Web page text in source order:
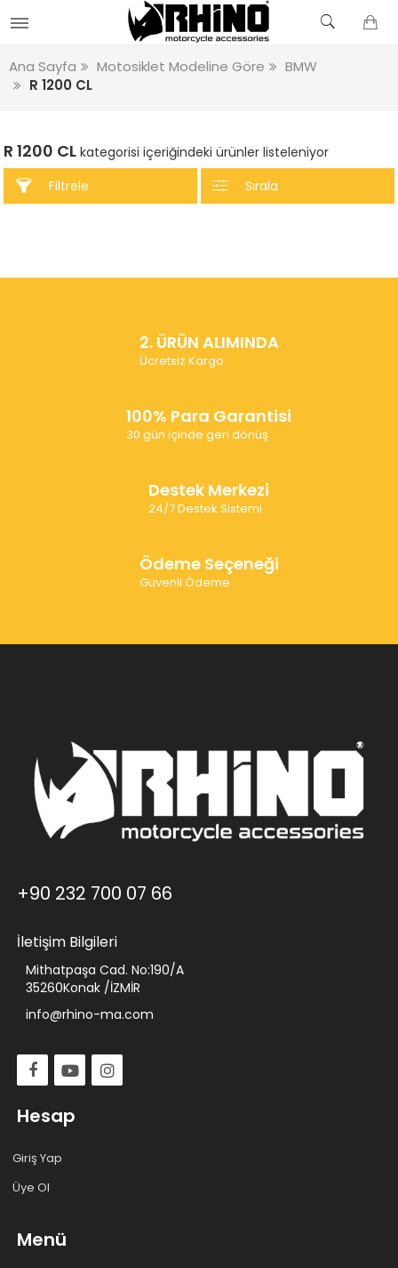
Ana Sayfa Motosiklet Modeline Göre
BMW
R 1200 CL
R 1200 CL kategorisi içeriğindeki ürünler listeleniyor
Filtrele
Sırala
2. ÜRÜN ALIMINDA
Ücretsiz Kargo
100% Para Garantisi
30 gün içinde geri dönüş
Destek Merkezi
24/7 Destek Sistemi
Ödeme Seçeneği
Güvenli Ödeme
+90 232 700 07 66
İletişim Bilgileri
Mithatpaşa Cad. No:190/A
35260Konak /İZMİR
info@rhino-ma.com
Hesap
Giriş Yap
Üye Ol
Menü